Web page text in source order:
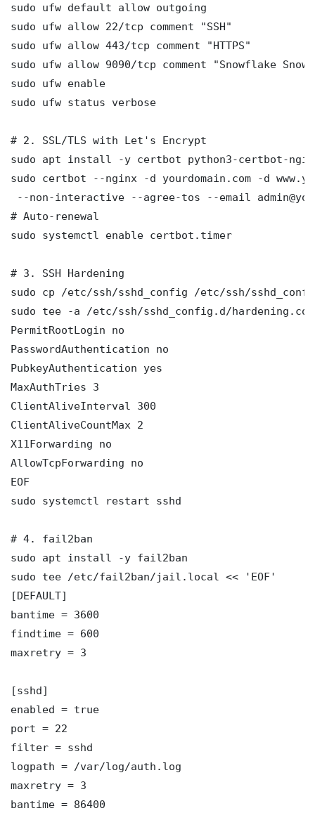
sudo ufw default allow outgoing
sudo ufw allow 22/tcp comment "SSH"
sudo ufw allow 443/tcp comment "HTTPS"
sudo ufw allow 9090/tcp comment "Snowflake
sudo ufw enable
sudo ufw status verbose
# 2. SSL/TLS with Let's Encrypt
sudo apt install -y certbot python3-certbot-
sudo certbot --nginx -d yourdomain.com -d
--non-interactive --agree-tos --email
# Auto-renewal
sudo systemctl enable certbot.timer
# 3. SSH Hardening
sudo cp /etc/ssh/sshd_config /etc/ssh/
sudo tee -a /etc/ssh/sshd_config.d/
PermitRootLogin no
PasswordAuthentication no
PubkeyAuthentication yes
MaxAuthTries 3
ClientAliveInterval 300
ClientAliveCountMax 2
X11Forwarding no
AllowTcpForwarding no
EOF
sudo systemctl restart sshd
# 4. fail2ban
sudo apt install -y fail2ban
sudo tee /etc/fail2ban/jail.local << 'EOF'
[DEFAULT]
bantime = 3600
findtime = 600
maxretry = 3
[sshd]
enabled = true
port = 22
filter = sshd
logpath = /var/log/auth.log
maxretry = 3
bantime = 86400